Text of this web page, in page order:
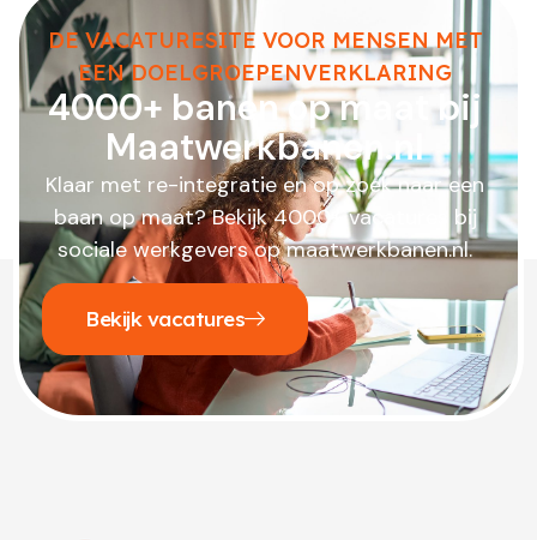
DE VACATURESITE VOOR MENSEN MET
EEN DOELGROEPENVERKLARING
4000+ banen op maat bij
Maatwerkbanen.nl
Klaar met re-integratie en op zoek naar een
baan op maat? Bekijk 4000+ vacatures bij
sociale werkgevers op maatwerkbanen.nl.
Bekijk vacatures